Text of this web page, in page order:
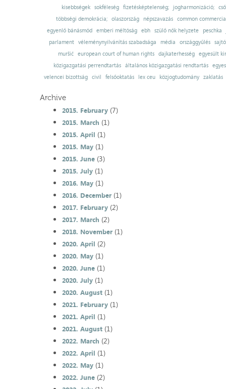
kisebbségek sokféleség fizetésképtelenség; jogharmonizáció;
többségi demokrácia; olaszország népszavazás common
egyenlő bánásmód emberi méltóság ebh szülő nők helyzete
peschka
parlament
véleménynyilvánítás szabadsága média országgyűlés
muršić
european court of human rights dajkaterhesség
egyesült
közigazgatási perrendtartás
általános közigazgatási rendtartás
velencei bizottság
civil felsőoktatás lex ceu közjogtudomány zaklatás
Archive
2015. February(7)
2015. March (1)
2015. April (1)
2015. May(1)
2015. June(3)
2015. July(1)
2016. May(1)
2016. December(1)
2017. February(2)
2017. March (2)
2018. November(1)
2020. April (2)
2020. May(1)
2020. June(1)
2020. July(1)
2020. August(1)
2021. February(1)
2021. April (1)
2021. August(1)
2022. March (2)
2022. April (1)
2022. May(1)
2022. June(2)